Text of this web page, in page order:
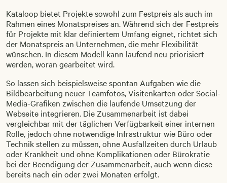
Kataloop bietet Projekte sowohl zum Festpreis als auch im
Rahmen eines Monatspreises an. Während sich der Festpreis
für Projekte mit klar definiertem Umfang eignet, richtet sich
der Monatspreis an Unternehmen, die mehr Flexibilität
wünschen. In diesem Modell kann laufend neu priorisiert
werden, woran gearbeitet wird.
So lassen sich beispielsweise spontan Aufgaben wie die
Bildbearbeitung neuer Teamfotos, Visitenkarten oder Social-
Media-Grafiken zwischen die laufende Umsetzung der
Webseite integrieren. Die Zusammenarbeit ist dabei
vergleichbar mit der täglichen Verfügbarkeit einer internen
Rolle, jedoch ohne notwendige Infrastruktur wie Büro oder
Technik stellen zu müssen, ohne Ausfallzeiten durch Urlaub
oder Krankheit und ohne Komplikationen oder Bürokratie
bei der Beendigung der Zusammenarbeit, auch wenn diese
bereits nach ein oder zwei Monaten erfolgt.